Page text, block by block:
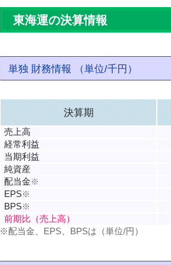
東海運の決算情報
単独 財務情報 （単位/千円）
決算期
売上高
経常利益
当期利益
純資産
配当金※
EPS※
BPS※
前期比（売上高）
※配当金、EPS、BPSは（単位/円）